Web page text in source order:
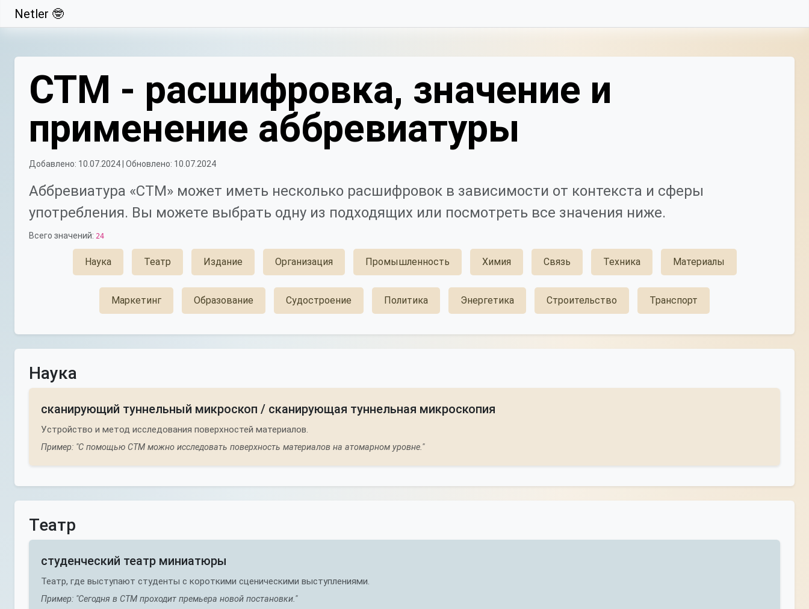
Свернуть
Netler 🤓
СТМ - расшифровка, значение и
применение аббревиатуры
Добавлено: 10.07.2024 | Обновлено: 10.07.2024
Аббревиатура «СТМ» может иметь несколько расшифровок в зависимости от контекста и сферы
употребления. Вы можете выбрать одну из подходящих или посмотреть все значения ниже.
Всего значений: 24
Наука Театр Издание Организация Промышленность Химия Связь Техника Материалы
Маркетинг Образование Судостроение Политика Энергетика Строительство Транспорт
Наука
сканирующий туннельный микроскоп / сканирующая туннельная микроскопия
Устройство и метод исследования поверхностей материалов.
Пример: "С помощью СТМ можно исследовать поверхность материалов на атомарном уровне."
Театр
студенческий театр миниатюры
Театр, где выступают студенты с короткими сценическими выступлениями.
Пример: "Сегодня в СТМ проходит премьера новой постановки."